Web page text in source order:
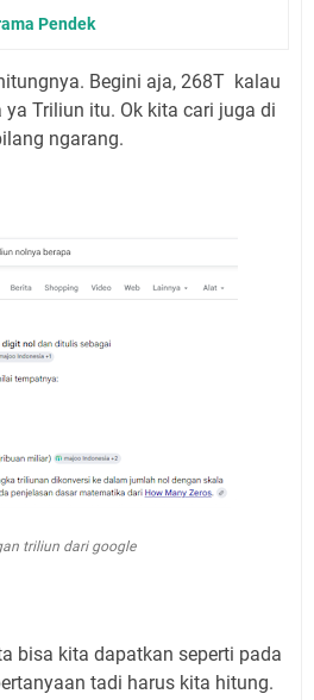
Pendek
Begini aja, 268T kalau
Triliun itu. Ok kita cari juga di
ngarang.
triliun dari google
bisa kita dapatkan seperti pada
tadi harus kita hitung.